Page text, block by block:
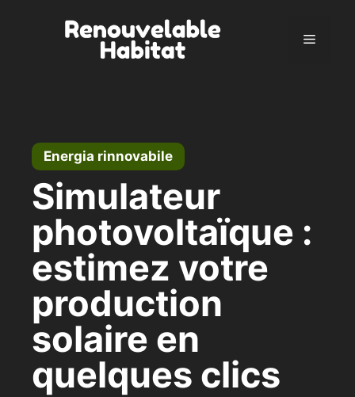
Menu
Energia rinnovabile
Simulateur
photovoltaïque :
estimez votre
production
solaire en
quelques clics